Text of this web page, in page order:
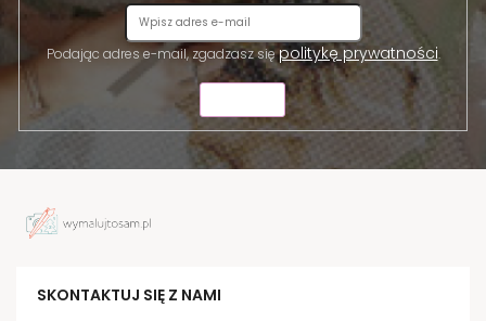
Podając adres e-mail, zgadzasz siępolitykę prywatności.
SKONTAKTUJ SIĘ Z NAMI